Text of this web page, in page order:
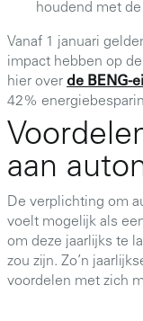
houdend met
Vanaf 1 januari
impact hebben op
hier over de BENG-
42%
aan
De verplichting om
voelt mogelijk als
om deze jaarlijks te
zou zijn. Zo’n
voordelen met zich